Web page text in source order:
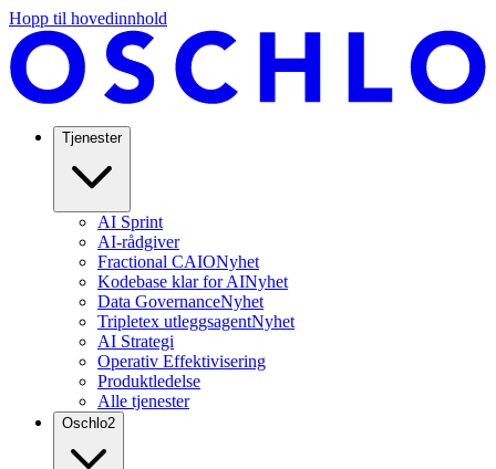
Hopp til hovedinnhold
Tjenester
AI Sprint
AI-rådgiver
Fractional CAIONyhet
Kodebase klar for AINyhet
Data GovernanceNyhet
Tripletex utleggsagentNyhet
AI Strategi
Operativ Effektivisering
Produktledelse
Alle tjenester
Oschlo2